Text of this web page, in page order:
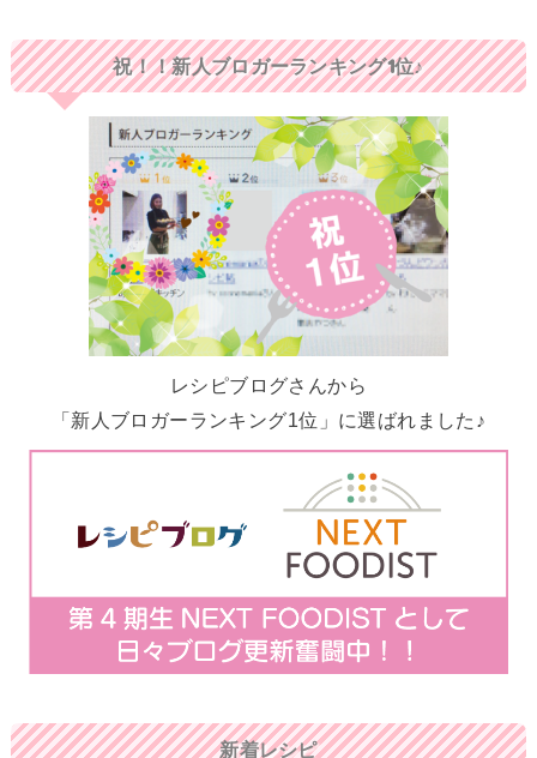
祝！！新人ブロガーランキング1位♪
レシピブログさんから
「新人ブロガーランキング1位」に選ばれました♪
新着レシピ